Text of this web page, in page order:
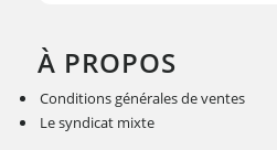
À PROPOS
Conditions générales de ventes
Le syndicat mixte